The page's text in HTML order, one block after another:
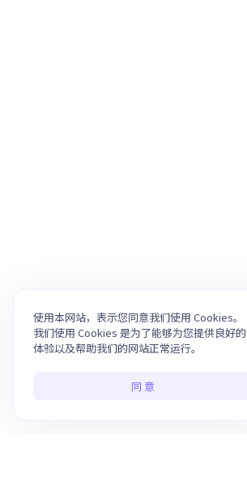
使用本网站，表示您同意我们使用 Cookies。
我们使用 Cookies 是为了能够为您提供良好的
体验以及帮助我们的网站正常运行。
同 意